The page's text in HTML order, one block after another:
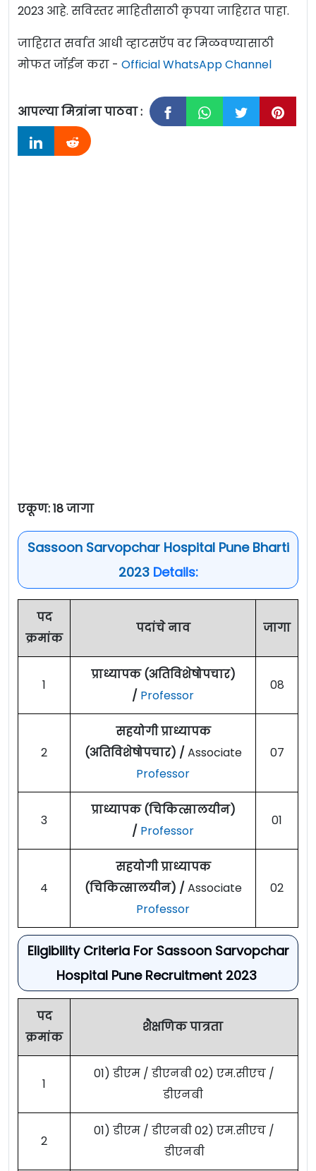
2023 आहे. सविस्तर माहितीसाठी कृपया जाहिरात पाहा.
जाहिरात सर्वात आधी व्हाटसऍप वर मिळवण्यासाठी
मोफत जॉईन करा - Official WhatsApp Channel
आपल्या मित्रांना पाठवा :
एकूण: 18 जागा
Sassoon Sarvopchar Hospital Pune Bharti
2023Details:
पद
क्रमांक
पदांचे नाव जागा
1
प्राध्यापक (अतिविशेषोपचार)
/ Professor
08
2
सहयोगी प्राध्यापक
(अतिविशेषोपचार) / Associate
Professor
07
3
प्राध्यापक (चिकित्सालयीन)
/ Professor
01
4
सहयोगी प्राध्यापक
(चिकित्सालयीन) / Associate
Professor
02
Eligibility Criteria For Sassoon Sarvopchar
Hospital Pune Recruitment 2023
पद
क्रमांक
शैक्षणिक पात्रता
1
01) डीएम / डीएनबी 02) एम.सीएच /
डीएनबी
2
01) डीएम / डीएनबी 02) एम.सीएच /
डीएनबी